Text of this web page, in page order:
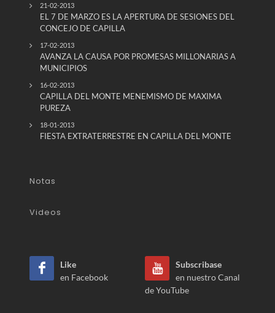
21-02-2013
EL 7 DE MARZO ES LA APERTURA DE SESIONES DEL
CONCEJO DE CAPILLA
17-02-2013
AVANZA LA CAUSA POR PROMESAS MILLONARIAS A
MUNICIPIOS
16-02-2013
CAPILLA DEL MONTE MENEMISMO DE MAXIMA
PUREZA
18-01-2013
FIESTA EXTRATERRESTRE EN CAPILLA DEL MONTE
Notas
Videos
Like
en Facebook
Subscribase
en nuestro Canal
de YouTube